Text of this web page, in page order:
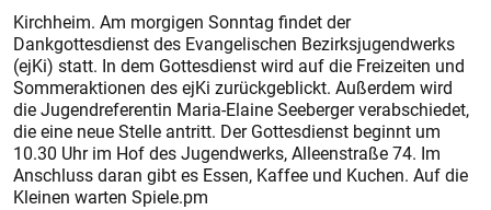
Kirchheim. Am morgigen Sonntag findet der
Dankgottesdienst des Evangelischen Bezirksjugendwerks
(ejKi) statt. In dem Gottesdienst wird auf die Freizeiten und
Sommeraktionen des ejKi zurückgeblickt. Außerdem wird
die Jugendreferentin Maria-Elaine Seeberger verabschiedet,
die eine neue Stelle antritt. Der Gottesdienst beginnt um
10.30 Uhr im Hof des Jugendwerks, Alleenstraße 74. Im
Anschluss daran gibt es Essen, Kaffee und Kuchen. Auf die
Kleinen warten Spiele.pm